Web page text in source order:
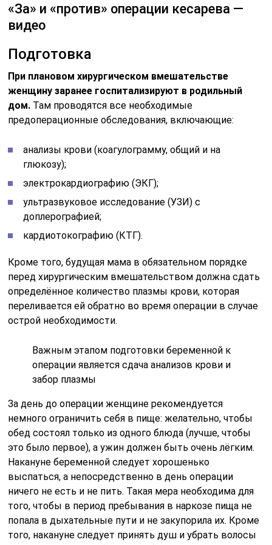
«За» и «против» операции кесарева —
видео
Подготовка
При плановом хирургическом вмешательстве
женщину заранее госпитализируют в родильный
дом. Там проводятся все необходимые
предоперационные обследования, включающие:
анализы крови (коагулограмму, общий и на
глюкозу);
электрокардиографию (ЭКГ);
ультразвуковое исследование (УЗИ) с
доплерографией;
кардиотокографию (КТГ).
Кроме того, будущая мама в обязательном порядке
перед хирургическим вмешательством должна сдать
определённое количество плазмы крови, которая
переливается ей обратно во время операции в случае
острой необходимости.
Важным этапом подготовки беременной к
операции является сдача анализов крови и
забор плазмы
За день до операции женщине рекомендуется
немного ограничить себя в пище: желательно, чтобы
обед состоял только из одного блюда (лучше, чтобы
это было первое), а ужин должен быть очень лёгким.
Накануне беременной следует хорошенько
выспаться, а непосредственно в день операции
ничего не есть и не пить. Такая мера необходима для
того, чтобы в период пребывания в наркозе пища не
попала в дыхательные пути и не закупорила их. Кроме
того, накануне следует принять душ и убрать волосы